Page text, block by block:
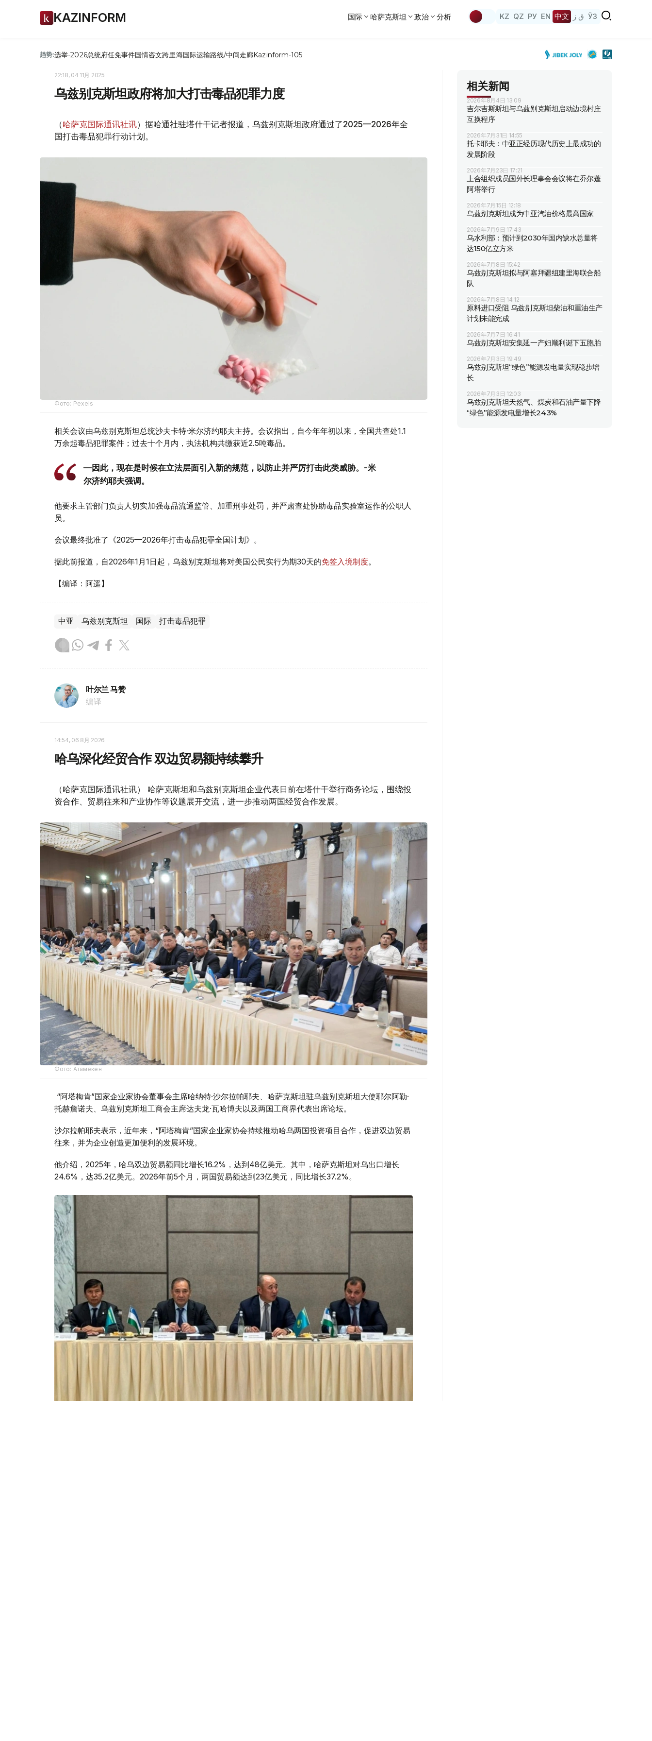
KAZINFORM 国际 哈萨克斯坦 政治 分析 KZ QZ РУ EN 中文 ق ز ЎЗ
趋势:选举-2026总统府任免事件国情咨文跨里海国际运输路线/中间走廊Kazinform-105
22:18, 04 11月 2025
乌兹别克斯坦政府将加大打击毒品犯罪力度
（哈萨克国际通讯社讯）据哈通社驻塔什干记者报道，乌兹别克斯坦政府通过了2025—2026年全
国打击毒品犯罪行动计划。
Фото: Pexels
相关会议由乌兹别克斯坦总统沙夫卡特·米尔济约耶夫主持。会议指出，自今年年初以来，全国共查处1.1
万余起毒品犯罪案件；过去十个月内，执法机构共缴获近2.5吨毒品。
—因此，现在是时候在立法层面引入新的规范，以防止并严厉打击此类威胁。-米
尔济约耶夫强调。
他要求主管部门负责人切实加强毒品流通监管、加重刑事处罚，并严肃查处协助毒品实验室运作的公职人
员。
会议最终批准了《2025—2026年打击毒品犯罪全国计划》。
据此前报道，自2026年1月1日起，乌兹别克斯坦将对美国公民实行为期30天的免签入境制度。
【编译：阿遥】
中亚 乌兹别克斯坦 国际 打击毒品犯罪
叶尔兰 马赞
编译
14:54, 06 8月 2026
哈乌深化经贸合作 双边贸易额持续攀升
（哈萨克国际通讯社讯） 哈萨克斯坦和乌兹别克斯坦企业代表日前在塔什干举行商务论坛，围绕投
资合作、贸易往来和产业协作等议题展开交流，进一步推动两国经贸合作发展。
Фото: Атамекен
“阿塔梅肯”国家企业家协会董事会主席哈纳特·沙尔拉帕耶夫、哈萨克斯坦驻乌兹别克斯坦大使耶尔阿勒·
托赫詹诺夫、乌兹别克斯坦工商会主席达夫龙·瓦哈博夫以及两国工商界代表出席论坛。
沙尔拉帕耶夫表示，近年来，“阿塔梅肯”国家企业家协会持续推动哈乌两国投资项目合作，促进双边贸易
往来，并为企业创造更加便利的发展环境。
他介绍，2025年，哈乌双边贸易额同比增长16.2%，达到48亿美元。其中，哈萨克斯坦对乌出口增长
24.6%，达35.2亿美元。2026年前5个月，两国贸易额达到23亿美元，同比增长37.2%。
相关新闻
2026年8月4日 13:09
吉尔吉斯斯坦与乌兹别克斯坦启动边境村庄
互换程序
2026年7月31日 14:55
托卡耶夫：中亚正经历现代历史上最成功的
发展阶段
2026年7月23日 17:21
上合组织成员国外长理事会会议将在乔尔蓬
阿塔举行
2026年7月15日 12:18
乌兹别克斯坦成为中亚汽油价格最高国家
2026年7月9日 17:43
乌水利部：预计到2030年国内缺水总量将
达150亿立方米
2026年7月8日 15:42
乌兹别克斯坦拟与阿塞拜疆组建里海联合船
队
2026年7月8日 14:12
原料进口受阻 乌兹别克斯坦柴油和重油生产
计划未能完成
2026年7月7日 16:41
乌兹别克斯坦安集延一产妇顺利诞下五胞胎
2026年7月3日 19:49
乌兹别克斯坦“绿色”能源发电量实现稳步增
长
2026年7月3日 12:03
乌兹别克斯坦天然气、煤炭和石油产量下降
“绿色”能源发电量增长24.3%